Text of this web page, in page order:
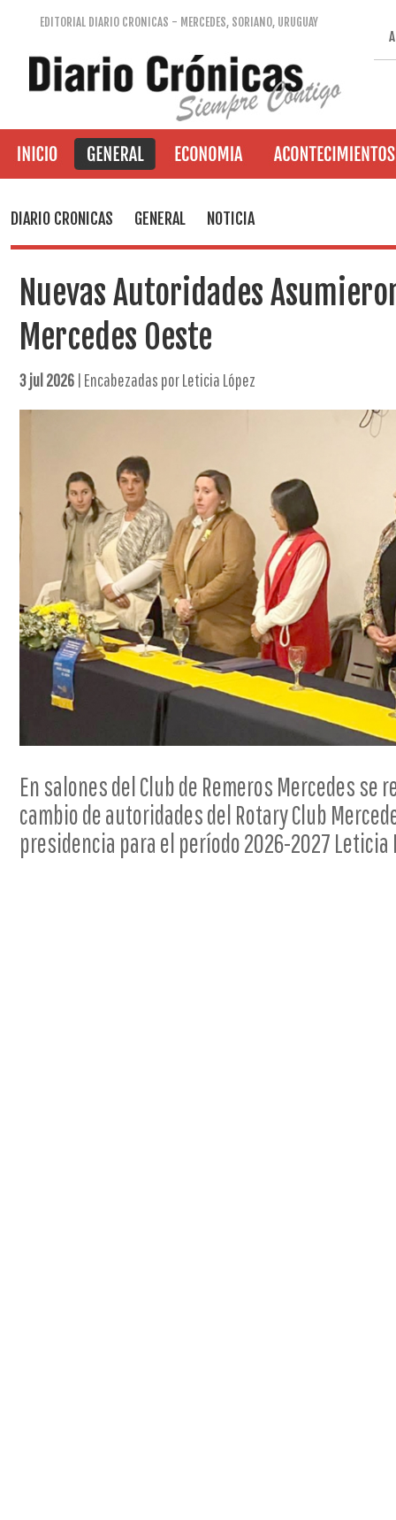
EDITORIAL DIARIO CRONICAS - MERCEDES, SORIANO, URUGUAY
DIARIO CRONICAS GENERAL NOTICIA
Nuevas Autoridades
Mercedes Oeste
3 jul 2026 | Encabezadas por Leticia López
En salones del Club de Remeros Mercedes se
cambio de autoridades del Rotary Club
presidencia para el período 2026-2027 Leticia